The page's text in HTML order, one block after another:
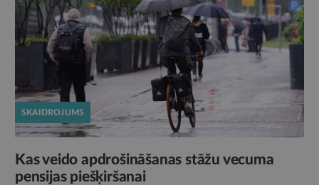
SKAIDROJUMS
Kas veido apdrošināšanas stāžu vecuma
pensijas piešķiršanai